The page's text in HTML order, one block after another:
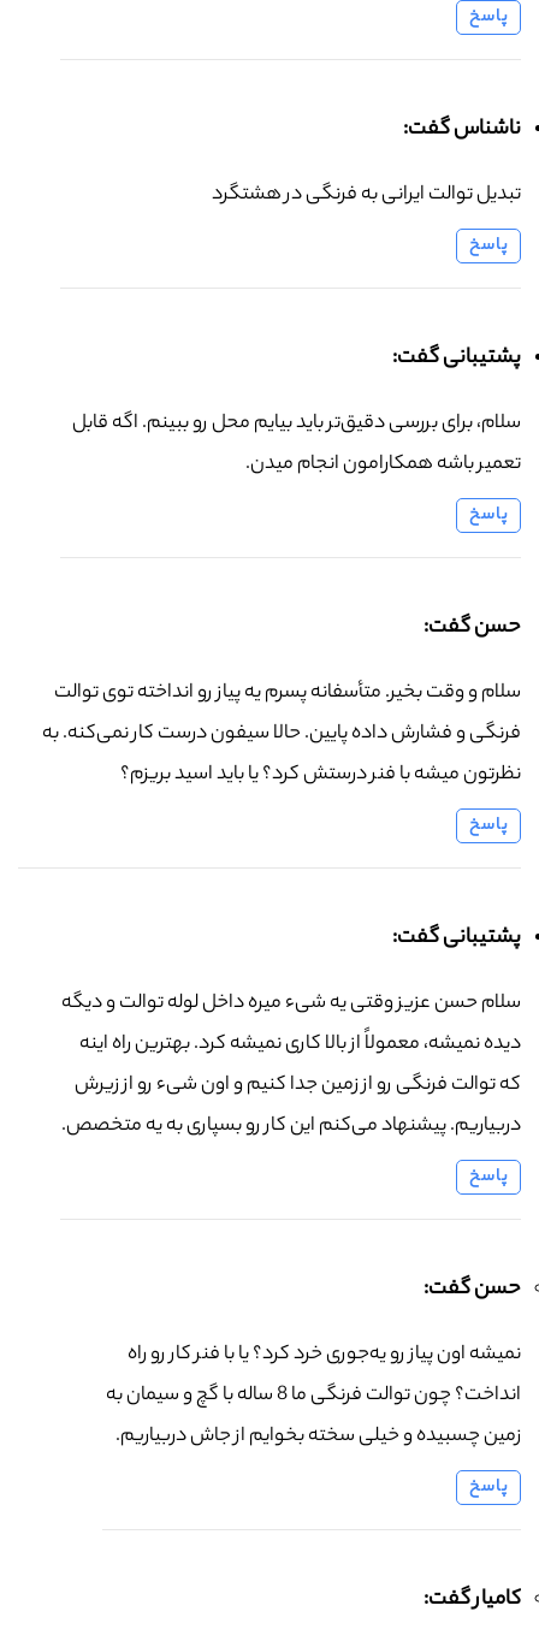
پاسخ
ناشناس گفت:
تبدیل توالت ایرانی به فرنگی در هشتگرد
پاسخ
پشتیبانی گفت:
سلام، برای بررسی دقیق‌تر باید بیایم محل رو ببینم. اگه قابل
تعمیر باشه همکارامون انجام میدن.
پاسخ
حسن گفت:
سلام و وقت بخیر. متأسفانه پسرم یه پیاز رو انداخته توی توالت
فرنگی و فشارش داده پایین. حالا سیفون درست کار نمی‌کنه. به
نظرتون میشه با فنر درستش کرد؟ یا باید اسید بریزم؟
پاسخ
پشتیبانی گفت:
سلام حسن عزیز وقتی یه شیء میره داخل لوله توالت و دیگه
دیده نمیشه، معمولاً از بالا کاری نمیشه کرد. بهترین راه اینه
که توالت فرنگی رو از زمین جدا کنیم و اون شیء رو از زیرش
دربیاریم. پیشنهاد می‌کنم این کار رو بسپاری به یه متخصص.
پاسخ
حسن گفت:
نمیشه اون پیاز رو یه‌جوری خرد کرد؟ یا با فنر کار رو راه
انداخت؟ چون توالت فرنگی ما 8 ساله با گچ و سیمان به
زمین چسبیده و خیلی سخته بخوایم از جاش دربیاریم.
پاسخ
کامیار گفت: